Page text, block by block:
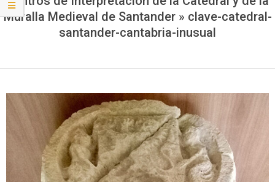
Muralla Medieval de Santander » clave-catedral-
santander-cantabria-inusual